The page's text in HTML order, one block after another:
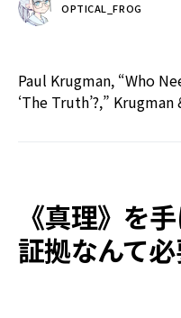
OPTICAL_FROG
Paul Krugman, “Who
‘The Truth’?,”
《真理》を
証拠なんて